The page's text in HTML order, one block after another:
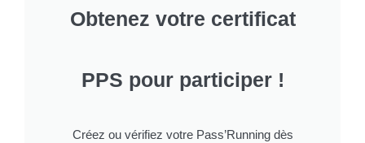
Obtenez votre certificat
PPS pour participer !
Créez ou vérifiez votre Pass’Running dès